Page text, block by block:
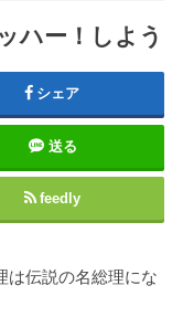
ハー！しよう
シェア
送る
feedly
伝説の名総理にな